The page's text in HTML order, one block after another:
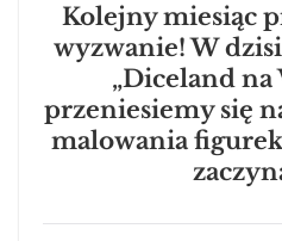
Kolejny miesiąc
wyzwanie! W
„Diceland na
przeniesiemy się
malowania